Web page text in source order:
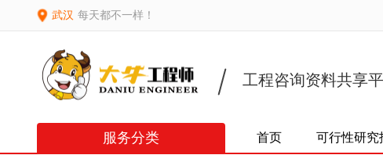
武汉 每天都不一样！
工程咨询资料共享
服务分类 首页 可行性研究